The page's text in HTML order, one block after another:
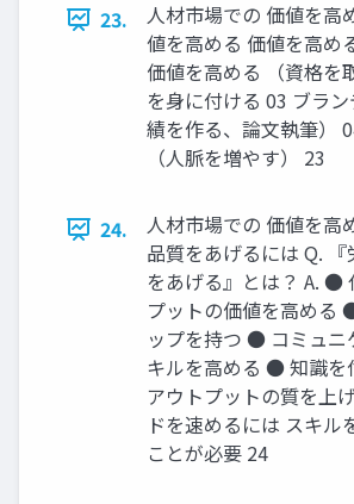
23.
人材市場での 価値を高
値を高める 価値を高め
価値を高める （資格を
を身に付ける 03 ブラ
績を作る、論文執筆）
（人脈を増やす） 23
24.
人材市場での 価値を高
品質をあげるには Q.
をあげる』とは？ A. ●
プットの価値を高める
ップを持つ ● コミュニ
キルを高める ● 知識を
アウトプットの質を上
ドを速めるには スキル
ことが必要 24